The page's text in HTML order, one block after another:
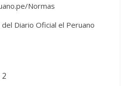
Normas
Diario Oficial el Peruano
2